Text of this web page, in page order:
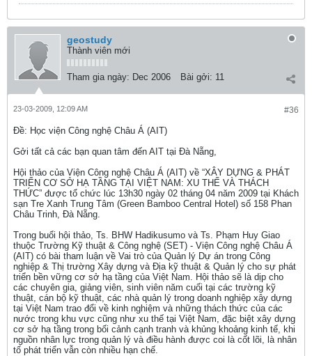
geostudy
Thành viên mới
Tham gia ngày: Dec 2006 Bài gởi: 11
#36
23-03-2009, 12:09 AM
Ðề: Học viện Công nghệ Châu Á (AIT)
Gởi tất cả các bạn quan tâm đến AIT tại Đà Nẵng,
Hội thảo của Viện Công nghệ Châu Á (AIT) về “XÂY DỰNG & PHÁT
TRIỂN CƠ SỞ HẠ TẦNG TẠI VIỆT NAM: XU THẾ VÀ THÁCH
THỨC” được tổ chức lúc 13h30 ngày 02 tháng 04 năm 2009 tại Khách
sạn Tre Xanh Trung Tâm (Green Bamboo Central Hotel) số 158 Phan
Châu Trinh, Đà Nẵng.
Trong buổi hội thảo, Ts. BHW Hadikusumo và Ts. Phạm Huy Giao
thuộc Trường Kỹ thuật & Công nghệ (SET) - Viện Công nghệ Châu Á
(AIT) có bài tham luận về Vai trò của Quản lý Dự án trong Công
nghiệp & Thị trường Xây dựng và Địa kỹ thuật & Quản lý cho sự phát
triển bền vững cơ sở hạ tầng của Việt Nam. Hội thảo sẽ là dịp cho
các chuyên gia, giảng viên, sinh viên năm cuối tại các trường kỹ
thuật, cán bộ kỹ thuật, các nhà quản lý trong doanh nghiệp xây dựng
tại Việt Nam trao đổi về kinh nghiệm và những thách thức của các
nước trong khu vực cũng như xu thế tại Việt Nam, đặc biệt xây dựng
cơ sở hạ tầng trong bối cảnh cạnh tranh và khủng khoảng kinh tế, khi
nguồn nhân lực trong quản lý và điều hành được coi là cốt lõi, là nhân
tố phát triển vẫn còn nhiều hạn chế.